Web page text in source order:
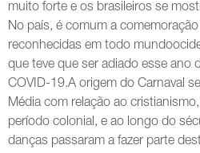
muito forte e os brasileiros se
No país, é comum a
reconhecidas em todo
que teve que ser adiado esse ano
COVID-19.A origem do Carnaval
Média com relação ao
período colonial, e ao longo do
danças passaram a fazer parte